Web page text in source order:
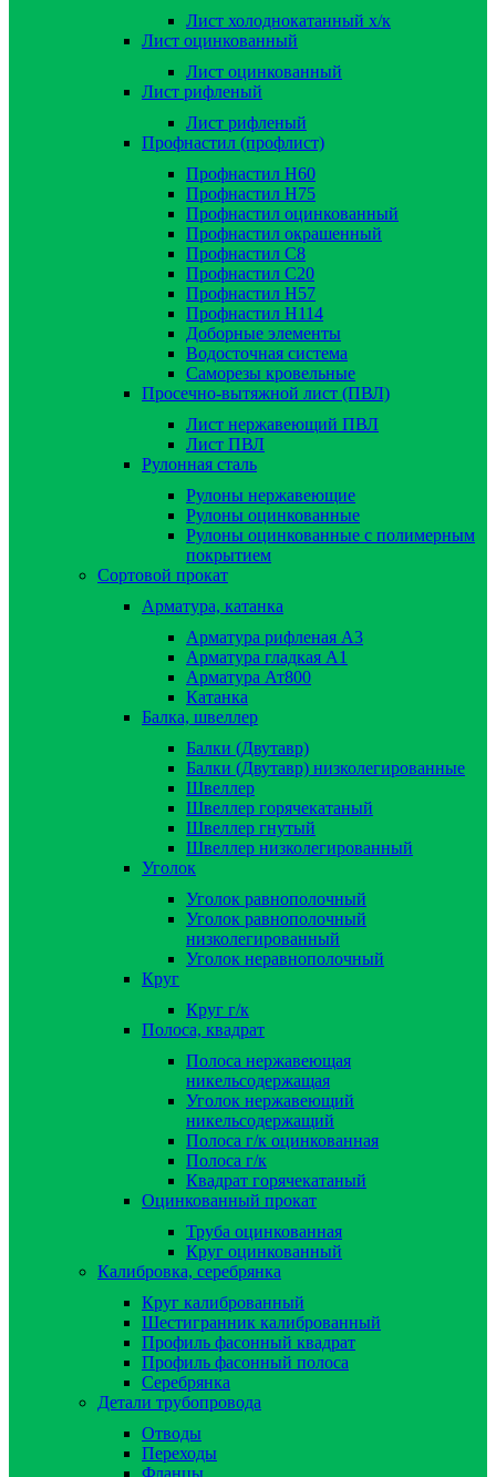
Лист холоднокатанный х/к
Лист оцинкованный
Лист оцинкованный
Лист рифленый
Лист рифленый
Профнастил (профлист)
Профнастил Н60
Профнастил Н75
Профнастил оцинкованный
Профнастил окрашенный
Профнастил С8
Профнастил С20
Профнастил Н57
Профнастил Н114
Доборные элементы
Водосточная система
Саморезы кровельные
Просечно-вытяжной лист (ПВЛ)
Лист нержавеющий ПВЛ
Лист ПВЛ
Рулонная сталь
Рулоны нержавеющие
Рулоны оцинкованные
Рулоны оцинкованные с полимерным
покрытием
Сортовой прокат
Арматура, катанка
Арматура рифленая А3
Арматура гладкая А1
Арматура Ат800
Катанка
Балка, швеллер
Балки (Двутавр)
Балки (Двутавр) низколегированные
Швеллер
Швеллер горячекатаный
Швеллер гнутый
Швеллер низколегированный
Уголок
Уголок равнополочный
Уголок равнополочный
низколегированный
Уголок неравнополочный
Круг
Круг г/к
Полоса, квадрат
Полоса нержавеющая
никельсодержащая
Уголок нержавеющий
никельсодержащий
Полоса г/к оцинкованная
Полоса г/к
Квадрат горячекатаный
Оцинкованный прокат
Труба оцинкованная
Круг оцинкованный
Калибровка, серебрянка
Круг калиброванный
Шестигранник калиброванный
Профиль фасонный квадрат
Профиль фасонный полоса
Серебрянка
Детали трубопровода
Отводы
Переходы
Фланцы